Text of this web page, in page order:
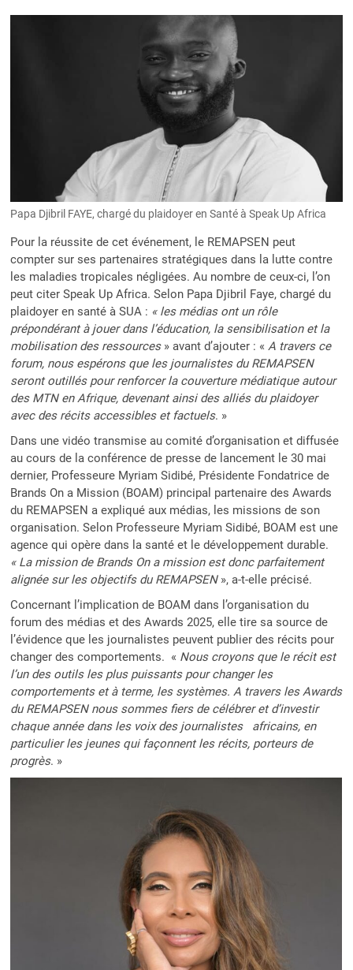
Papa Djibril FAYE, chargé du plaidoyer en Santé à Speak Up Africa
Pour la réussite de cet événement, le REMAPSEN peut
compter sur ses partenaires stratégiques dans la lutte contre
les maladies tropicales négligées. Au nombre de ceux-ci, l’on
peut citer Speak Up Africa. Selon Papa Djibril Faye, chargé du
plaidoyer en santé à SUA : « les médias ont un rôle
prépondérant à jouer dans l’éducation, la sensibilisation et la
mobilisation des ressources» avant d’ajouter : «A travers ce
forum, nous espérons que les journalistes du REMAPSEN
seront outillés pour renforcer la couverture médiatique autour
des MTN en Afrique, devenant ainsi des alliés du plaidoyer
avec des récits accessibles et factuels. »
Dans une vidéo transmise au comité d’organisation et diffusée
au cours de la conférence de presse de lancement le 30 mai
dernier, Professeure Myriam Sidibé, Présidente Fondatrice de
Brands On a Mission (BOAM) principal partenaire des Awards
du REMAPSEN a expliqué aux médias, les missions de son
organisation. Selon Professeure Myriam Sidibé, BOAM est une
agence qui opère dans la santé et le développement durable.
« La mission de Brands On a mission est donc parfaitement
alignée sur les objectifs du REMAPSEN», a-t-elle précisé.
Concernant l’implication de BOAM dans l’organisation du
forum des médias et des Awards 2025, elle tire sa source de
l’évidence que les journalistes peuvent publier des récits pour
changer des comportements. « Nous croyons que le récit est
l’un des outils les plus puissants pour changer les
comportements et à terme, les systèmes. A travers les Awards
du REMAPSEN nous sommes fiers de célébrer et d’investir
chaque année dans les voix des journalistes africains, en
particulier les jeunes qui façonnent les récits, porteurs de
progrès. »